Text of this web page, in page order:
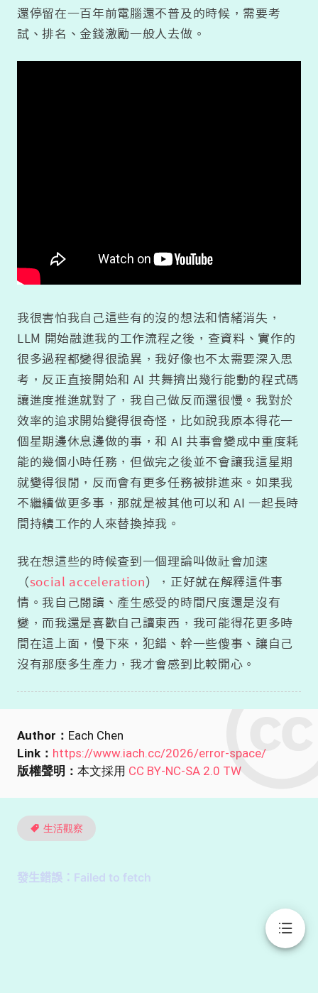
還停留在一百年前電腦還不普及的時候，需要考
試、排名、金錢激勵一般人去做。
我很害怕我自己這些有的沒的想法和情緒消失，
LLM 開始融進我的工作流程之後，查資料、實作的
很多過程都變得很詭異，我好像也不太需要深入思
考，反正直接開始和 AI 共舞擠出幾行能動的程式碼
讓進度推進就對了，我自己做反而還很慢。我對於
效率的追求開始變得很奇怪，比如說我原本得花一
個星期邊休息邊做的事，和 AI 共事會變成中重度耗
能的幾個小時任務，但做完之後並不會讓我這星期
就變得很閒，反而會有更多任務被排進來。如果我
不繼續做更多事，那就是被其他可以和 AI 一起長時
間持續工作的人來替換掉我。
我在想這些的時候查到一個理論叫做社會加速
（social acceleration），正好就在解釋這件事
情。我自己閱讀、產生感受的時間尺度還是沒有
變，而我還是喜歡自己讀東西，我可能得花更多時
間在這上面，慢下來，犯錯、幹一些傻事、讓自己
沒有那麼多生產力，我才會感到比較開心。
Author： Each Chen
Link： https://www.iach.cc/2026/error-space/
版權聲明： 本文採用 CC BY-NC-SA 2.0 TW
生活觀察